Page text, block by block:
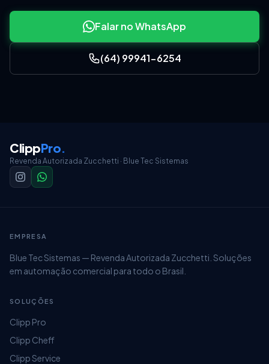
Falar no WhatsApp
(64) 99941-6254
ClippPro.
Revenda Autorizada Zucchetti · Blue Tec Sistemas
EMPRESA
Blue Tec Sistemas — Revenda Autorizada Zucchetti. Soluções
em automação comercial para todo o Brasil.
SOLUÇÕES
Clipp Pro
Clipp Cheff
Clipp Service